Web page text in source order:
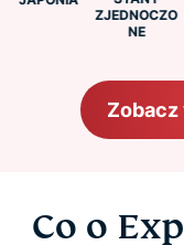
ZJEDNOCZO
NE
Zobacz
Co o